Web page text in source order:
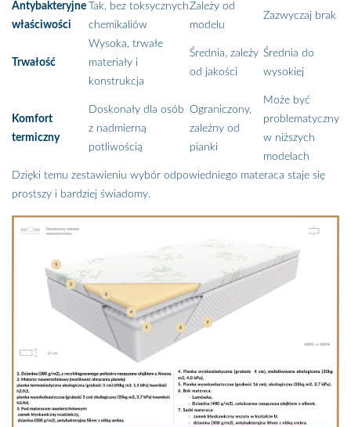
Antybakteryjne
właściwości
Tak, bez toksycznych
chemikaliów
Zależy od
modelu
Zazwyczaj brak
Trwałość
Wysoka, trwałe
materiały i
konstrukcja
Średnia, zależy
od jakości
Średnia do
wysokiej
Komfort
termiczny
Doskonały dla osób
z nadmierną
potliwością
Ograniczony,
zależny od
pianki
Może być
problematyczny
w niższych
modelach
Dzięki temu zestawieniu wybór odpowiedniego materaca staje się
prostszy i bardziej świadomy.